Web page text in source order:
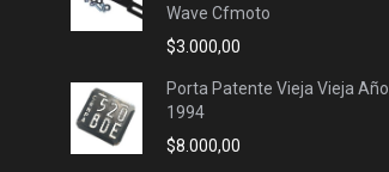
Wave Cfmoto
$3.000,00
Porta Patente Vieja Vieja Año
1994
$8.000,00